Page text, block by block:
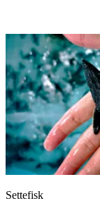
Settefisk